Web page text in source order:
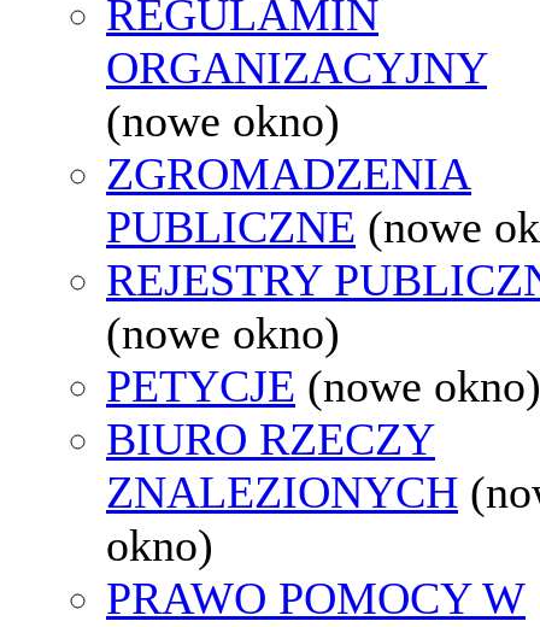
REGULAMIN
ORGANIZACYJNY
(nowe okno)
ZGROMADZENIA
PUBLICZNE (nowe
REJESTRY
(nowe okno)
PETYCJE (nowe okno)
BIURO RZECZY
ZNALEZIONYCH
okno)
PRAWO POMOCY W